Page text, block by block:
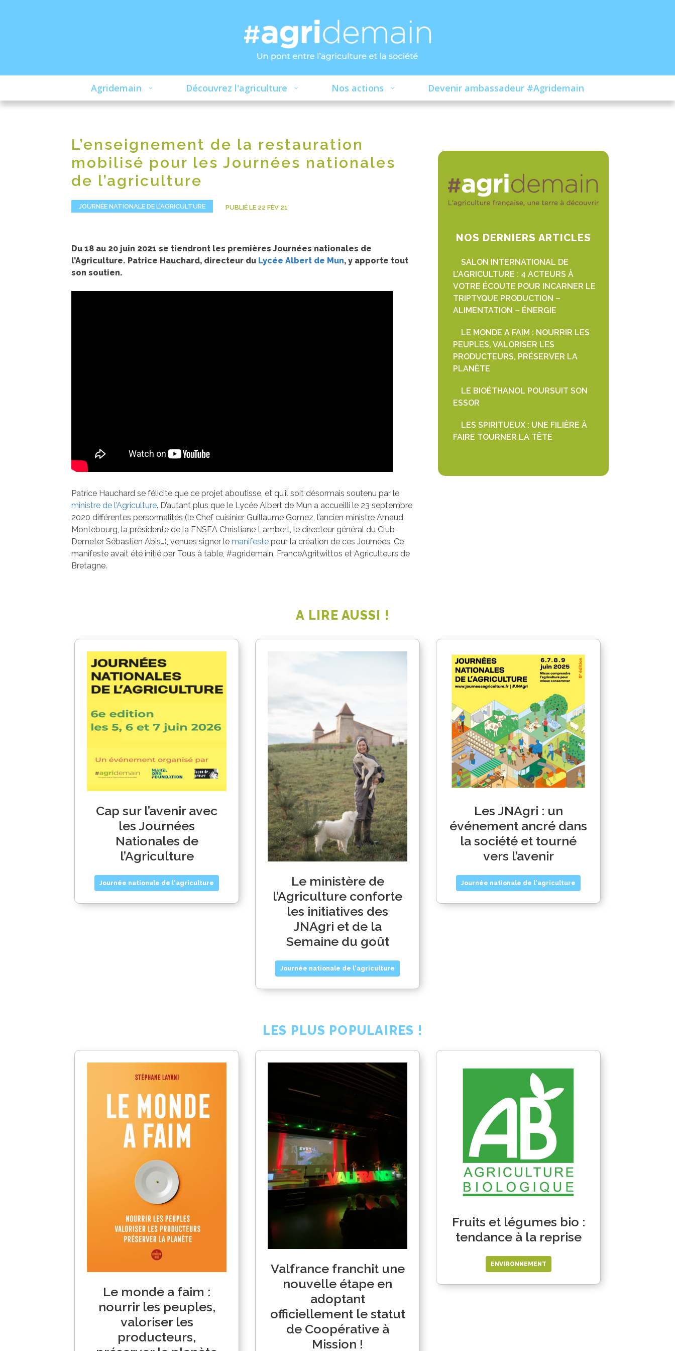
Agridemain Découvrez l'agriculture Nos actions Devenir ambassadeur #Agridemain
L’enseignement de la restauration
mobilisé pour les Journées nationales
de l’agriculture
JOURNÉE NATIONALE DE L'AGRICULTURE PUBLIÉ LE 22 FÉV 21
Du 18 au 20 juin 2021 se tiendront les premières Journées nationales de
l’Agriculture. Patrice Hauchard, directeur du Lycée Albert de Mun, y apporte tout
son soutien.
Patrice Hauchard se félicite que ce projet aboutisse, et qu’il soit désormais soutenu par le
ministre de l’Agriculture. D’autant plus que le Lycée Albert de Mun a accueilli le 23 septembre
2020 différentes personnalités (le Chef cuisinier Guillaume Gomez, l’ancien ministre Arnaud
Montebourg, la présidente de la FNSEA Christiane Lambert, le directeur général du Club
Demeter Sébastien Abis…), venues signer le manifeste pour la création de ces Journées. Ce
manifeste avait été initié par Tous à table, #agridemain, FranceAgritwittos et Agriculteurs de
Bretagne.
NOS DERNIERS ARTICLES
SALON INTERNATIONAL DE
L’AGRICULTURE : 4 ACTEURS À
VOTRE ÉCOUTE POUR INCARNER LE
TRIPTYQUE PRODUCTION –
ALIMENTATION – ÉNERGIE
LE MONDE A FAIM : NOURRIR LES
PEUPLES, VALORISER LES
PRODUCTEURS, PRÉSERVER LA
PLANÈTE
LE BIOÉTHANOL POURSUIT SON
ESSOR
LES SPIRITUEUX : UNE FILIÈRE À
FAIRE TOURNER LA TÊTE
A LIRE AUSSI !
Cap sur l’avenir avec
les Journées
Nationales de
l’Agriculture
Journée nationale de l'agriculture
Le ministère de
l’Agriculture conforte
les initiatives des
JNAgri et de la
Semaine du goût
Journée nationale de l'agriculture
Les JNAgri : un
événement ancré dans
la société et tourné
vers l’avenir
Journée nationale de l'agriculture
LES PLUS POPULAIRES !
Le monde a faim :
nourrir les peuples,
valoriser les
producteurs,
Valfrance franchit une
nouvelle étape en
adoptant
officiellement le statut
de Coopérative à
Mission !
Fruits et légumes bio :
tendance à la reprise
ENVIRONNEMENT